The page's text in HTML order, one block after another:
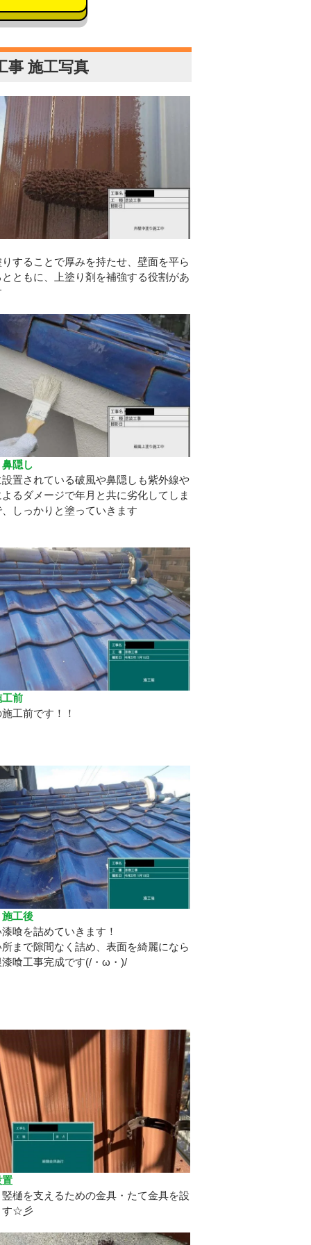
事 施工写真
することで厚みを持たせ、壁面を平ら
ともに、上塗り剤を補強する役割があ
隠し
置されている破風や鼻隠しも紫外線や
るダメージで年月と共に劣化してしま
しっかりと塗っていきます
前
工前です！！
工後
喰を詰めていきます！
まで隙間なく詰め、表面を綺麗になら
漆喰工事完成です(/・ω・)/
置
樋を支えるための金具・たて金具を設
す☆彡